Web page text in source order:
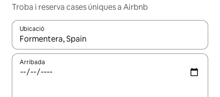
Troba i reserva cases úniques a Airbnb
Ubicació
Quan els resultats estiguin disponibles, podràs navegar-hi a
Arribada